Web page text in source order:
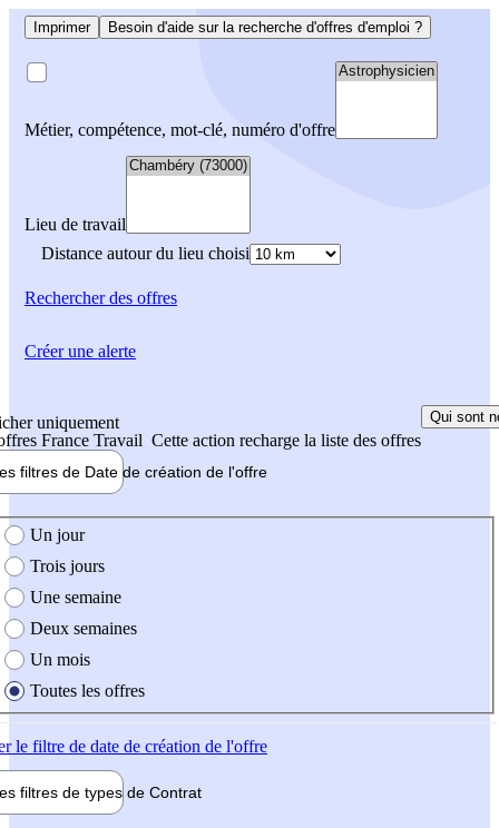
Imprimer Besoin d'aide sur la recherche d'offres d'emploi ?
Métier, compétence, mot-clé, numéro d'offre
Lieu de travail
Distance autour du lieu choisi
Rechercherdes offres
uniquement
France Travail Cette action recharge la liste des offres
Qui sont
filtres de Date de création de l'offre
création de l'offre
Un jour
Trois jours
Une semaine
Deux semaines
Un mois
Toutes les offres
le filtre de date de création de l'offre
filtres de types de Contrat
Créer une alerte